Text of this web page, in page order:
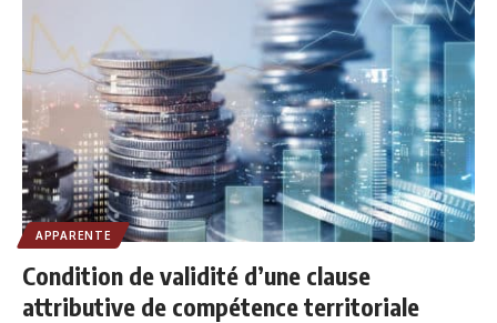
APPARENTE
Condition de validité d’une clause
attributive de compétence territoriale